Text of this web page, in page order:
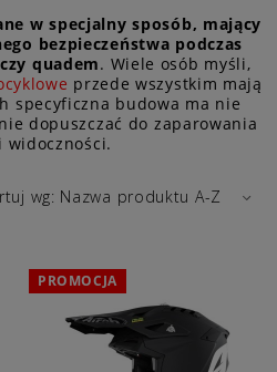
w specjalny sposób, mający
bezpieczeństwa podczas
quadem. Wiele osób myśli,
przede wszystkim mają
specyficzna budowa ma nie
dopuszczać do zaparowania
widoczności.
wg: Nazwa produktu A-Z
PROMOCJA